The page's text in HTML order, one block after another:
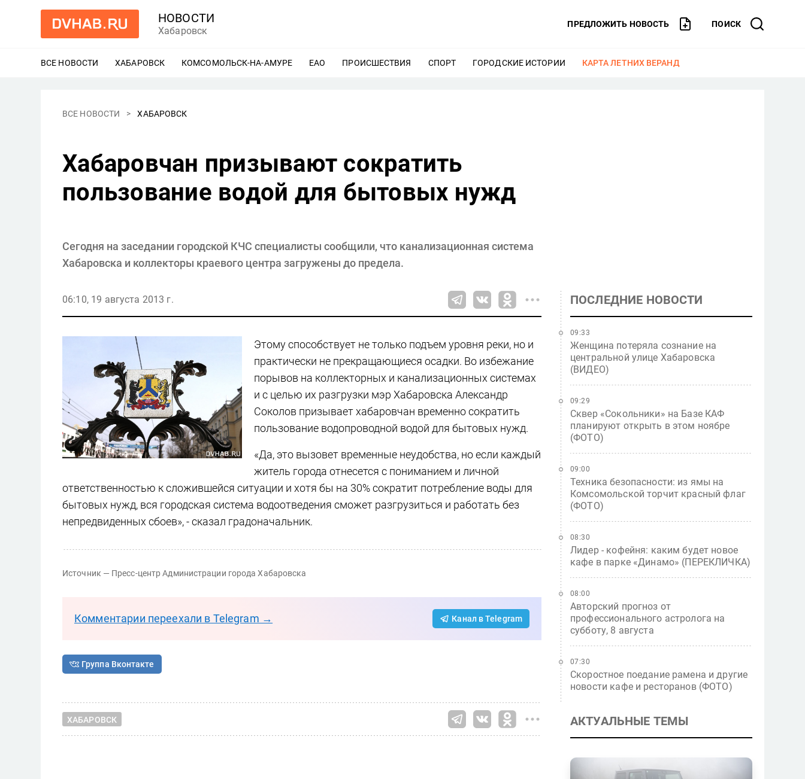
НОВОСТИ
Хабаровск
ПРЕДЛОЖИТЬ НОВОСТЬ ПОИСК
ВСЕ НОВОСТИ ХАБАРОВСК ЕЩЕ
КОМСОМОЛЬСК-НА-АМУРЕ ЕЩЕ
ЕАО ЕЩЕ
ПРОИСШЕСТВИЯ ЕЩЕ
СПОРТ ЕЩЕ
ГОРОДСКИЕ ИСТОРИИ ЕЩЕ
КАРТА ЛЕТНИХ ВЕРАНД
ВСЕ НОВОСТИ ХАБАРОВСК
Хабаровчан призывают сократить
пользование водой для бытовых нужд
Сегодня на заседании городской КЧС специалисты сообщили, что канализационная система
Хабаровска и коллекторы краевого центра загружены до предела.
06:10, 19 августа 2013 г.
Этому способствует не только подъем уровня реки, но и
практически не прекращающиеся осадки. Во избежание
порывов на коллекторных и канализационных системах
и с целью их разгрузки мэр Хабаровска Александр
Соколов призывает хабаровчан временно сократить
пользование водопроводной водой для бытовых нужд.
«Да, это вызовет временные неудобства, но если каждый
житель города отнесется с пониманием и личной
ответственностью к сложившейся ситуации и хотя бы на 30% сократит потребление воды для
бытовых нужд, вся городская система водоотведения сможет разгрузиться и работать без
непредвиденных сбоев», - сказал градоначальник.
Источник — Пресс-центр Администрации города Хабаровска
Комментарии переехали в Telegram → Канал в Telegram
Группа Вконтакте
ХАБАРОВСК
ПОСЛЕДНИЕ НОВОСТИ
Женщина потеряла сознание на
центральной улице Хабаровска
(ВИДЕО)
09:33
Сквер «Сокольники» на Базе КАФ
планируют открыть в этом ноябре
(ФОТО)
09:29
Техника безопасности: из ямы на
Комсомольской торчит красный флаг
(ФОТО)
09:00
Лидер - кофейня: каким будет новое
кафе в парке «Динамо» (ПЕРЕКЛИЧКА)
08:30
Авторский прогноз от
профессионального астролога на
субботу, 8 августа
08:00
Скоростное поедание рамена и другие
новости кафе и ресторанов (ФОТО)
07:30
АКТУАЛЬНЫЕ ТЕМЫ